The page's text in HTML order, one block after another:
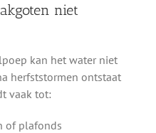
niet
kan het water niet
herfststormen ontstaat
vaak tot:
of plafonds